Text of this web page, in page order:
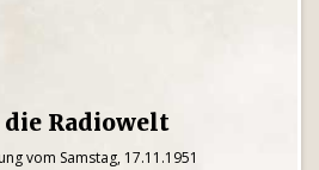
die Radiowelt
vom Samstag, 17.11.1951